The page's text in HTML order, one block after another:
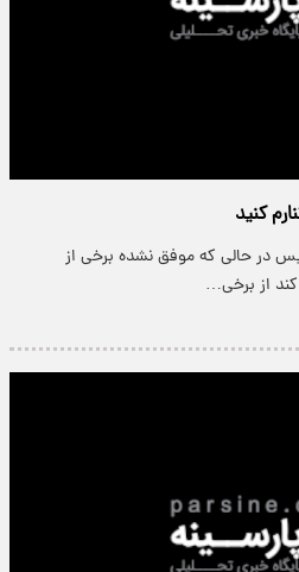
کنید
در حالی که موفق نشده برخی از
از برخی…